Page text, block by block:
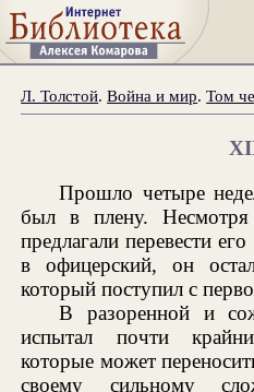
Л. Толстой.Война и мир.Том
Прошло четыре
был в плену.
предлагали перевести
в офицерский, он
который поступил с
В разоренной и
испытал почти
которые может
своему сильному